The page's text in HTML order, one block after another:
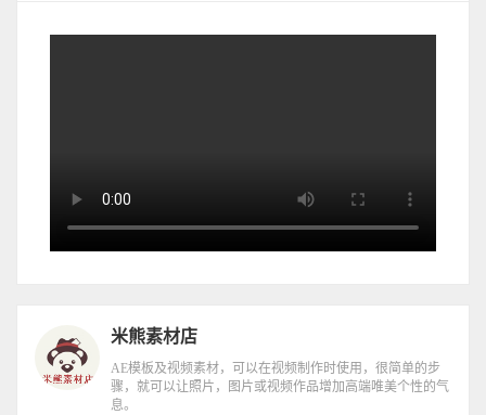
米熊素材店
AE模板及视频素材，可以在视频制作时使用，很简单的步
骤，就可以让照片，图片或视频作品增加高端唯美个性的气
息。